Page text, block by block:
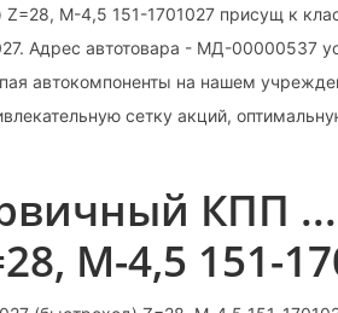
М-4,5 151-1701027 присущ к
Адрес автотовара - МД-00000537
автокомпоненты на нашем
сетку акций,
КПП
М-4,5 151-